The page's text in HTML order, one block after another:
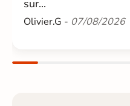
sur...
Olivier.G - 07/08/2026